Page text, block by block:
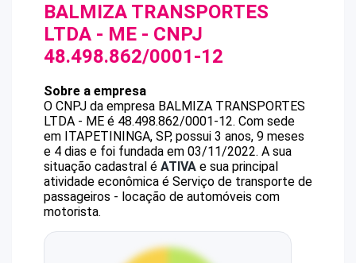
BALMIZA TRANSPORTES
LTDA - ME - CNPJ
48.498.862/0001-12
Sobre a empresa
O CNPJ da empresa BALMIZA TRANSPORTES
LTDA - ME é 48.498.862/0001-12. Com sede
em ITAPETININGA, SP, possui 3 anos, 9 meses
e 4 dias e foi fundada em 03/11/2022. A sua
situação cadastral é ATIVA e sua principal
atividade econômica é Serviço de transporte de
passageiros - locação de automóveis com
motorista.